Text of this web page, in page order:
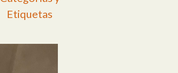
Etiquetas